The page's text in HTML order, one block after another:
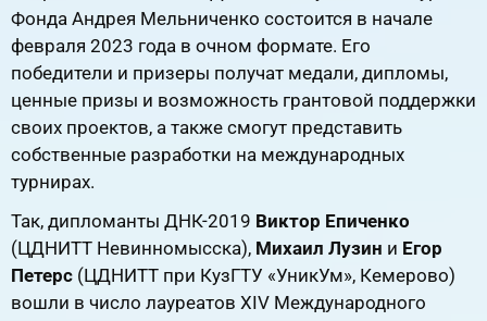
Фонда Андрея Мельниченко состоится в начале
февраля 2023 года в очном формате. Его
победители и призеры получат медали, дипломы,
ценные призы и возможность грантовой поддержки
своих проектов, а также смогут представить
собственные разработки на международных
турнирах.
Так, дипломанты ДНК-2019 Виктор Епиченко
(ЦДНИТТ Невинномысска), Михаил Лузин и Егор
Петерс (ЦДНИТТ при КузГТУ «УникУм», Кемерово)
вошли в число лауреатов XIV Международного